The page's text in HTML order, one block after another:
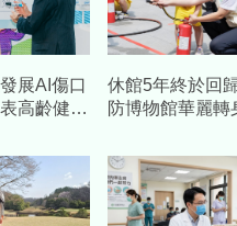
展AI傷口
高齡健康
休館5年終於回
防博物館華麗